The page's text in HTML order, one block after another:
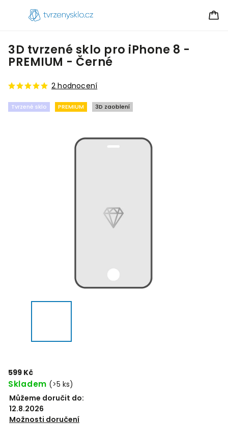
3D tvrzené sklo pro iPhone 8 -
PREMIUM - Černé
Tvrzené sklo PREMIUM 3D zaoblení
2 hodnocení
599 Kč
Skladem (>5 ks)
Můžeme doručit do:
12.8.2026
Možnosti doručení